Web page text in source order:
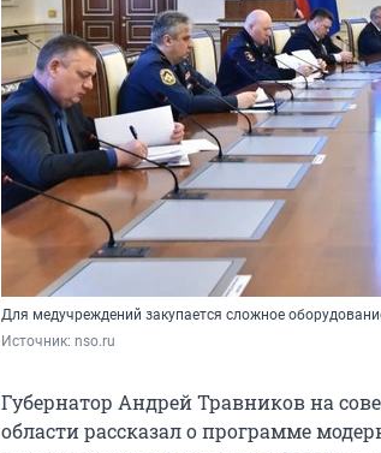
Для медучреждений закупается сложное
Источник: nso.ru
Губернатор Андрей Травников на
области рассказал о программе